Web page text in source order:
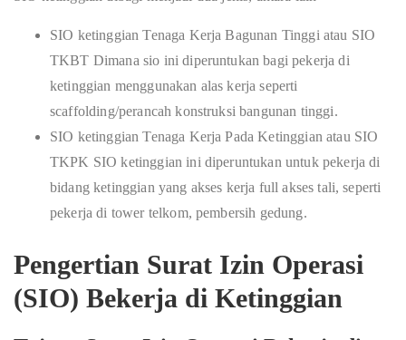
SIO ketinggian Tenaga Kerja Bagunan Tinggi atau SIO
TKBT Dimana sio ini diperuntukan bagi pekerja di
ketinggian menggunakan alas kerja seperti
scaffolding/perancah konstruksi bangunan tinggi.
SIO ketinggian Tenaga Kerja Pada Ketinggian atau SIO
TKPK SIO ketinggian ini diperuntukan untuk pekerja di
bidang ketinggian yang akses kerja full akses tali, seperti
pekerja di tower telkom, pembersih gedung.
Pengertian Surat Izin Operasi
(SIO) Bekerja di Ketinggian